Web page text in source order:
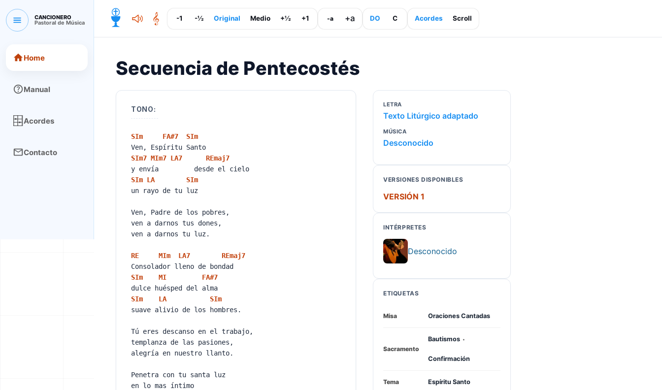
CANCIONERO
Pastoral de Música
CANCIONERO Pastoral de Música
Home
Manual
Acordes
Contacto
-1 -½ Original Medio +½ +1 -a +a DO C Acordes Scroll
Secuencia de Pentecostés
TONO:
SIm FA#7 SIm
Ven, Espíritu Santo
SIm7 MIm7 LA7 REmaj7
y envía desde el cielo
SIm LA SIm
un rayo de tu luz
Ven, Padre de los pobres,
ven a darnos tus dones,
ven a darnos tu luz.
RE MIm LA7 REmaj7
Consolador lleno de bondad
SIm MI FA#7
dulce huésped del alma
SIm LA SIm
suave alivio de los hombres.
Tú eres descanso en el trabajo,
templanza de las pasiones,
alegría en nuestro llanto.
Penetra con tu santa luz
en lo mas íntimo
LETRA
Texto Litúrgico adaptado
MÚSICA
Desconocido
VERSIONES DISPONIBLES
VERSIÓN 1
INTÉRPRETES
Desconocido
ETIQUETAS
Misa Oraciones Cantadas
Sacramento
Bautismos ·
Confirmación
Tema Espíritu Santo